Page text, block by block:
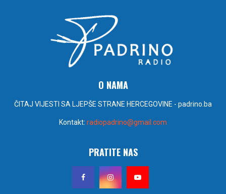
O NAMA
ČITAJ VIJESTI SA LJEPŠE STRANE HERCEGOVINE - padrino.ba
Kontakt: radiopadrino@gmail.com
PRATITE NAS